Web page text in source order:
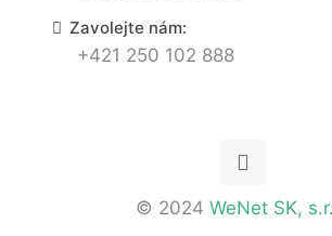
Zavolejte nám:
+421 250 102 888
© 2024 WeNet SK,